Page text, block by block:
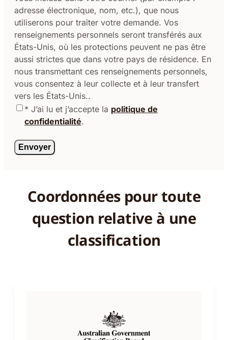
adresse électronique, nom, etc.), que nous
utiliserons pour traiter votre demande. Vos
renseignements personnels seront transférés aux
États-Unis, où les protections peuvent ne pas être
aussi strictes que dans votre pays de résidence. En
nous transmettant ces renseignements personnels,
vous consentez à leur collecte et à leur transfert
vers les États-Unis..
* J’ai lu et j’accepte la politique de
confidentialité.
Coordonnées pour toute
question relative à une
classification